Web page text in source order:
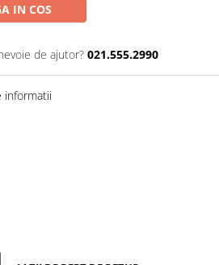
IN COS
de ajutor? 021.555.2990
informatii